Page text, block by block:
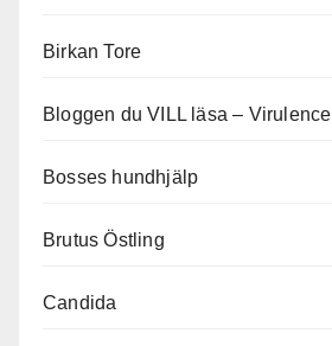
Birkan Tore
Bloggen du VILL läsa – Virulence
Bosses hundhjälp
Brutus Östling
Candida